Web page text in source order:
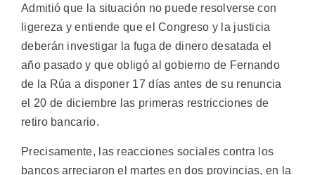
Admitió que la situación no puede resolverse con
ligereza y entiende que el Congreso y la justicia
deberán investigar la fuga de dinero desatada el
año pasado y que obligó al gobierno de Fernando
de la Rúa a disponer 17 días antes de su renuncia
el 20 de diciembre las primeras restricciones de
retiro bancario.
Precisamente, las reacciones sociales contra los
bancos arreciaron el martes en dos provincias, en la